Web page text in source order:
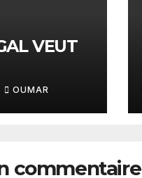
VEUT
SON
STADE
OUMAR
commentaire